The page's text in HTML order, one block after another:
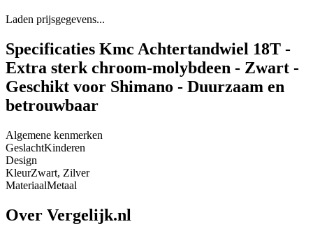
Laden prijsgegevens...
Specificaties Kmc Achtertandwiel 18T -
Extra sterk chroom-molybdeen - Zwart -
Geschikt voor Shimano - Duurzaam en
betrouwbaar
Algemene kenmerken
GeslachtKinderen
Design
KleurZwart, Zilver
MateriaalMetaal
Over Vergelijk.nl